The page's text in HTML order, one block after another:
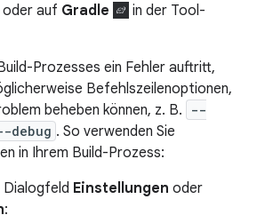
oder auf Gradle
in der Tool-
Prozesses ein Fehler auftritt,
Befehlszeilenoptionen,
beheben können, z. B.
--
debug . So verwenden Sie
in Ihrem Build-Prozess:
Dialogfeld Einstellungen oder
: